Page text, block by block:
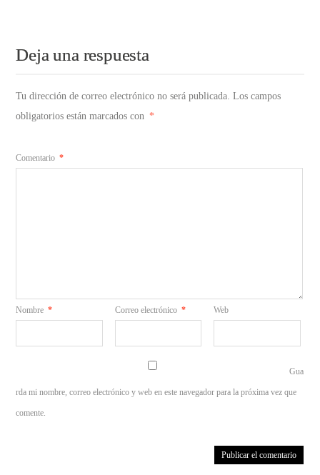
Deja una respuesta
Tu dirección de correo electrónico no será publicada. Los campos
obligatorios están marcados con *
Comentario *
Nombre * Correo electrónico * Web
Gua
rda mi nombre, correo electrónico y web en este navegador para la próxima vez que
comente.